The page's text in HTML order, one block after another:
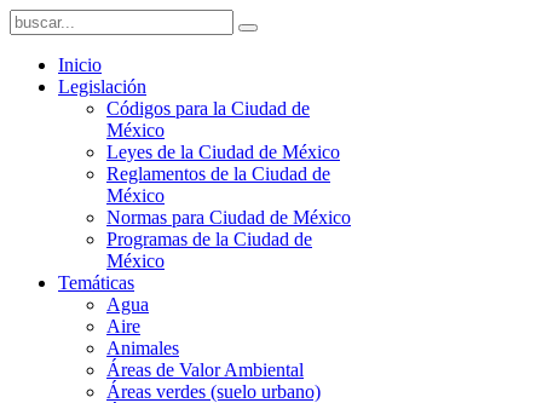
Inicio
Legislación
Códigos para la Ciudad de
México
Leyes de la Ciudad de México
Reglamentos de la Ciudad de
México
Normas para Ciudad de México
Programas de la Ciudad de
México
Temáticas
Agua
Aire
Animales
Áreas de Valor Ambiental
Áreas verdes (suelo urbano)